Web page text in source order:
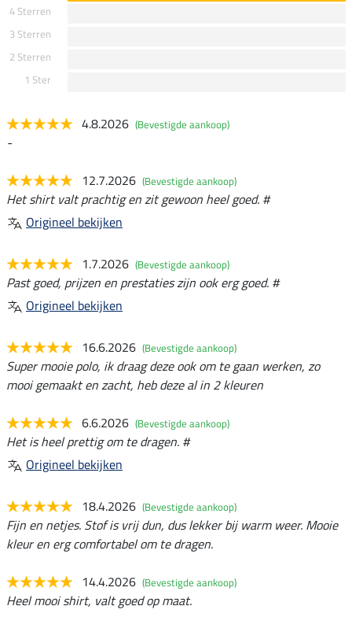
4 Sterren
3 Sterren
2 Sterren
1 Ster
4.8.2026 (Bevestigde aankoop)
-
12.7.2026 (Bevestigde aankoop)
Het shirt valt prachtig en zit gewoon heel goed. #
Origineel bekijken
1.7.2026 (Bevestigde aankoop)
Past goed, prijzen en prestaties zijn ook erg goed. #
Origineel bekijken
16.6.2026 (Bevestigde aankoop)
Super mooie polo, ik draag deze ook om te gaan werken, zo
mooi gemaakt en zacht, heb deze al in 2 kleuren
6.6.2026 (Bevestigde aankoop)
Het is heel prettig om te dragen. #
Origineel bekijken
18.4.2026 (Bevestigde aankoop)
Fijn en netjes. Stof is vrij dun, dus lekker bij warm weer. Mooie
kleur en erg comfortabel om te dragen.
14.4.2026 (Bevestigde aankoop)
Heel mooi shirt, valt goed op maat.